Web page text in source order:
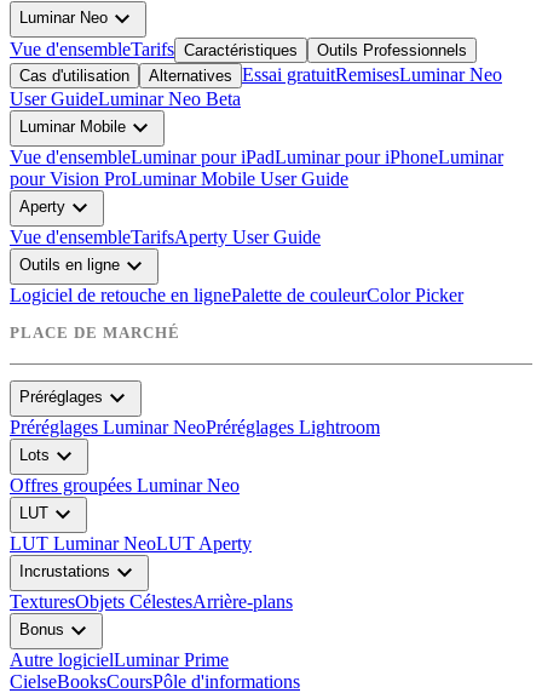
Luminar Neo expand_more
Vue d'ensembleTarifs Caractéristiques
Outils Professionnels
Cas d'utilisation
Alternatives Essai gratuitRemisesLuminar Neo
User GuideLuminar Neo Beta
Luminar Mobile expand_more
Vue d'ensembleLuminar pour iPadLuminar pour iPhoneLuminar
pour Vision ProLuminar Mobile User Guide
Aperty expand_more
Vue d'ensembleTarifsAperty User Guide
Outils en ligne expand_more
Logiciel de retouche en lignePalette de couleurColor Picker
PLACE DE MARCHÉ
Préréglages expand_more
Préréglages Luminar NeoPréréglages Lightroom
Lots expand_more
Offres groupées Luminar Neo
LUT expand_more
LUT Luminar NeoLUT Aperty
Incrustations expand_more
TexturesObjets CélestesArrière-plans
Bonus expand_more
Autre logicielLuminar Prime
CielseBooksCoursPôle d'informations